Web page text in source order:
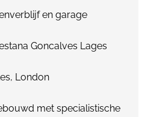
en garage
Goncalves Lages
London
met specialistische